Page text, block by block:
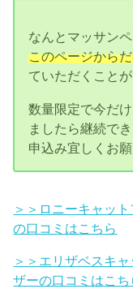
なんとマッサン
このページから
ていただくこと
数量限定で今だ
ましたら継続で
申込み宜しくお
＞＞ロニーキャッ
の口コミはこちら
＞＞エリザベスキ
ザーの口コミはこち